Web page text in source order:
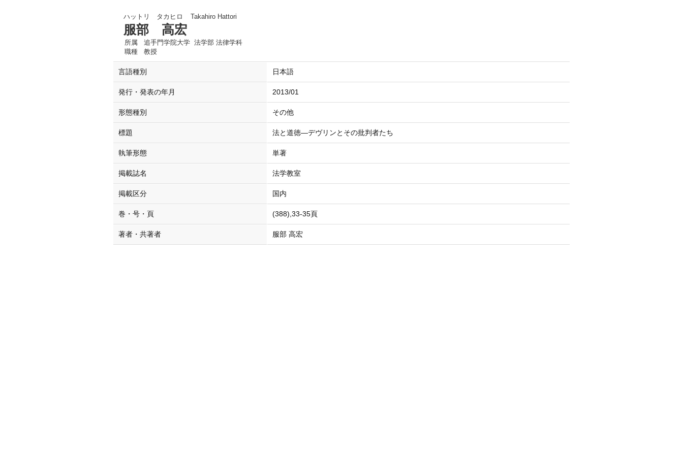
ハットリ タカヒロ Takahiro Hattori
服部 高宏
所属
追手門学院大学 法学部 法律学科
職種
教授
言語種別 日本語
発行・発表の年月 2013/01
形態種別 その他
標題 法と道徳―デヴリンとその批判者たち
執筆形態 単著
掲載誌名 法学教室
掲載区分 国内
巻・号・頁 (388),33-35頁
著者・共著者 服部 高宏